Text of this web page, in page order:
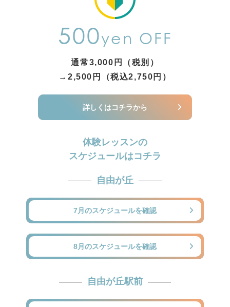
500yen OFF
通常3,000円（税別）
→2,500円（税込2,750円）
詳しくはコチラから
体験レッスンの
スケジュールはコチラ
自由が丘
7月のスケジュールを確認
8月のスケジュールを確認
自由が丘駅前